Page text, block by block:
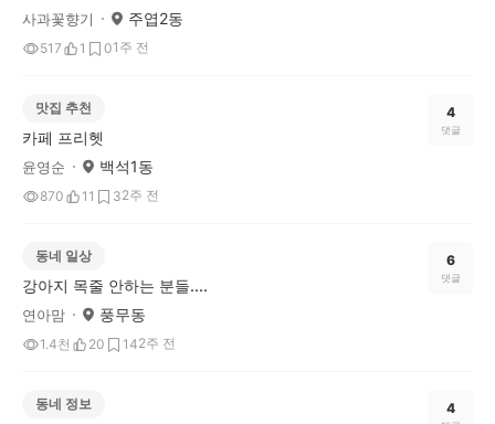
사과꽃향기 주엽2동
517 1 01주 전
맛집 추천
카페 프리헷
윤영순 백석1동
870 11 32주 전
4
댓글
동네 일상
강아지 목줄 안하는 분들....
연아맘 풍무동
1.4천 20 142주 전
6
댓글
동네 정보 4